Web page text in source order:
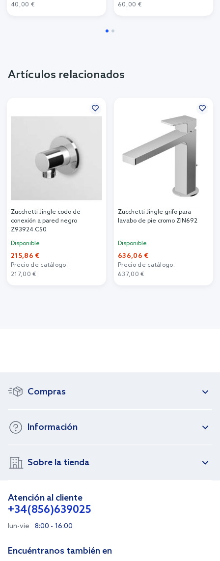
40,00 €
60,00 €
Artículos relacionados
Zucchetti Jingle codo de
conexión a pared negro
Z93924.C50
Disponible
215,86 €
Precio de catálogo:
217,00 €
Zucchetti Jingle grifo para
lavabo de pie cromo ZIN692
Disponible
636,06 €
Precio de catálogo:
637,00 €
Compras
Información
Sobre la tienda
Atención al cliente
+34(856)639025
lun-vie 8:00 - 16:00
Encuéntranos también en